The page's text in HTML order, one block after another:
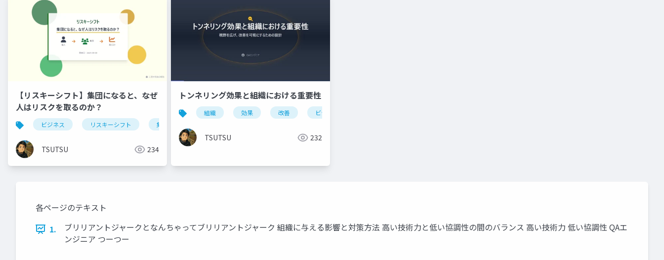
【リスキーシフト】集団になると、なぜ
人はリスクを取るのか？
ビジネス リスキーシフト 集団心理
TSUTSU 234
トンネリング効果と組織における重要性
組織 効果 改善 ビジネス
TSUTSU 232
各ページのテキスト
1.
ブリリアントジャークとなんちゃってブリリアントジャーク 組織に与える影響と対策方法 高い技術力と低い協調性の間のバランス 高い技術力 低い協調性 QAエ
ンジニア つーつー